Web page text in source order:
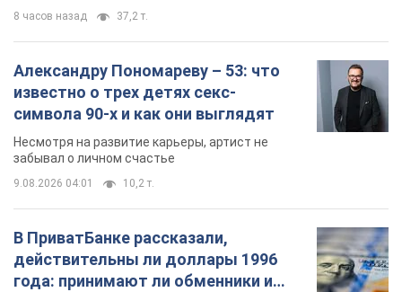
8 часов назад 37,2 т.
Александру Пономареву – 53: что
известно о трех детях секс-
символа 90-х и как они выглядят
Несмотря на развитие карьеры, артист не
забывал о личном счастье
9.08.2026 04:01 10,2 т.
В ПриватБанке рассказали,
действительны ли доллары 1996
года: принимают ли обменники и